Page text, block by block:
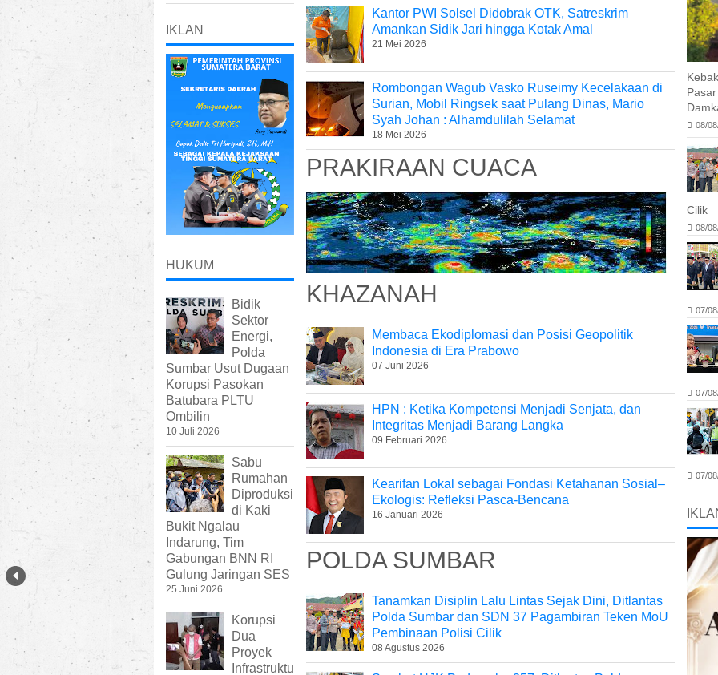
Kantor PWI Solsel Didobrak OTK, Satreskrim
Amankan Sidik Jari hingga Kotak Amal
21 Mei 2026
Rombongan Wagub Vasko Ruseimy Kecelakaan di
Surian, Mobil Ringsek saat Pulang Dinas, Mario
Syah Johan : Alhamdulilah Selamat
18 Mei 2026
PRAKIRAAN CUACA
KHAZANAH
Membaca Ekodiplomasi dan Posisi Geopolitik
Indonesia di Era Prabowo
07 Juni 2026
HPN : Ketika Kompetensi Menjadi Senjata, dan
Integritas Menjadi Barang Langka
09 Februari 2026
Kearifan Lokal sebagai Fondasi Ketahanan Sosial–
Ekologis: Refleksi Pasca-Bencana
16 Januari 2026
POLDA SUMBAR
Tanamkan Disiplin Lalu Lintas Sejak Dini, Ditlantas
Polda Sumbar dan SDN 37 Pagambiran Teken MoU
Pembinaan Polisi Cilik
08 Agustus 2026
IKLAN
HUKUM
Bidik
Sektor
Energi,
Polda
Sumbar Usut Dugaan
Korupsi Pasokan
Batubara PLTU
Ombilin
10 Juli 2026
Sabu
Rumahan
Diproduksi
di Kaki
Bukit Ngalau
Indarung, Tim
Gabungan BNN RI
Gulung Jaringan SES
25 Juni 2026
Korupsi
Dua
Proyek
Infrastruktu
08/
Cilik
08/
07/
07/
07/